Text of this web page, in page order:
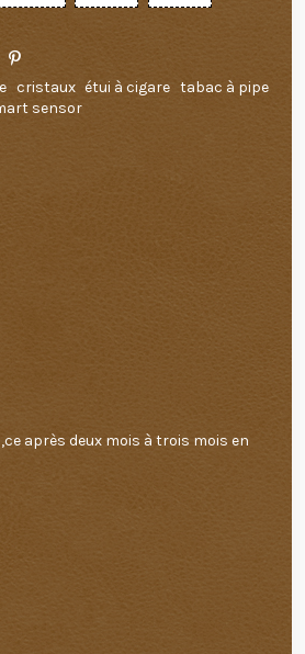
cristaux étui à cigare tabac à pipe
sensor
après deux mois à trois mois en